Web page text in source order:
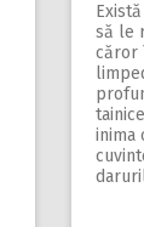
să le
căror
inima